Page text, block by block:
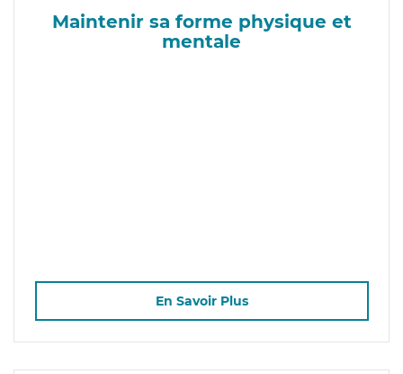
Maintenir sa forme physique et
mentale
En Savoir Plus